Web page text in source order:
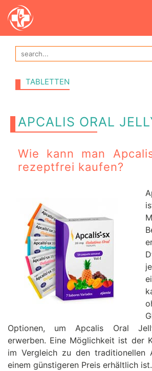
TABLETTEN
APCALIS ORAL
Wie kann man
rezeptfrei kaufen?
Optionen, um Apcalis Oral
erwerben. Eine Möglichkeit ist der
im Vergleich zu den traditionellen
einem günstigeren Preis erhältlich ist.